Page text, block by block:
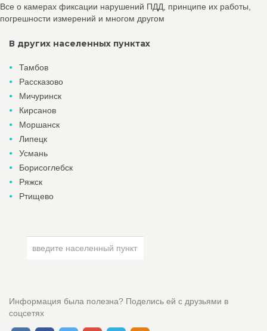
Все о камерах фиксации нарушений ПДД, принципе их работы,
погрешности измерений и многом другом
В других населенных пунктах
Тамбов
Рассказово
Мичуринск
Кирсанов
Моршанск
Липецк
Усмань
Борисоглебск
Ряжск
Ртищево
Информация была полезна? Поделись ей с друзьями в
соцсетях